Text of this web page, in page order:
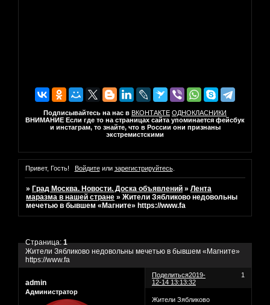
Подписывайтесь на нас в ВКОНТАКТЕ ОДНОКЛАСНИКИ
ВНИМАНИЕ Если где то на страницах сайта упоминается фейсбук
и инстаграм, то знайте, что в России они признаны
экстремистскими
Привет, Гость! Войдитеили зарегистрируйтесь.
» Град Москва. Новости. Доска объявлений »Лента
маразма в нашей стране »Жители Зябликово недовольны
мечетью в бывшем «Магните» https://www.fa
Жители Зябликово недовольны мечетью в бывшем «Магните»
https://www.fa
Страница:1
Поделиться 1
2019-
12-14 13:13:32
admin
Администратор
Жители Зябликово